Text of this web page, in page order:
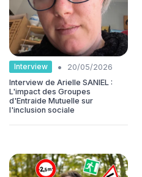
Interview •
20/05/2026
Interview de Arielle SANIEL :
L'impact des Groupes
d'Entraide Mutuelle sur
l'inclusion sociale